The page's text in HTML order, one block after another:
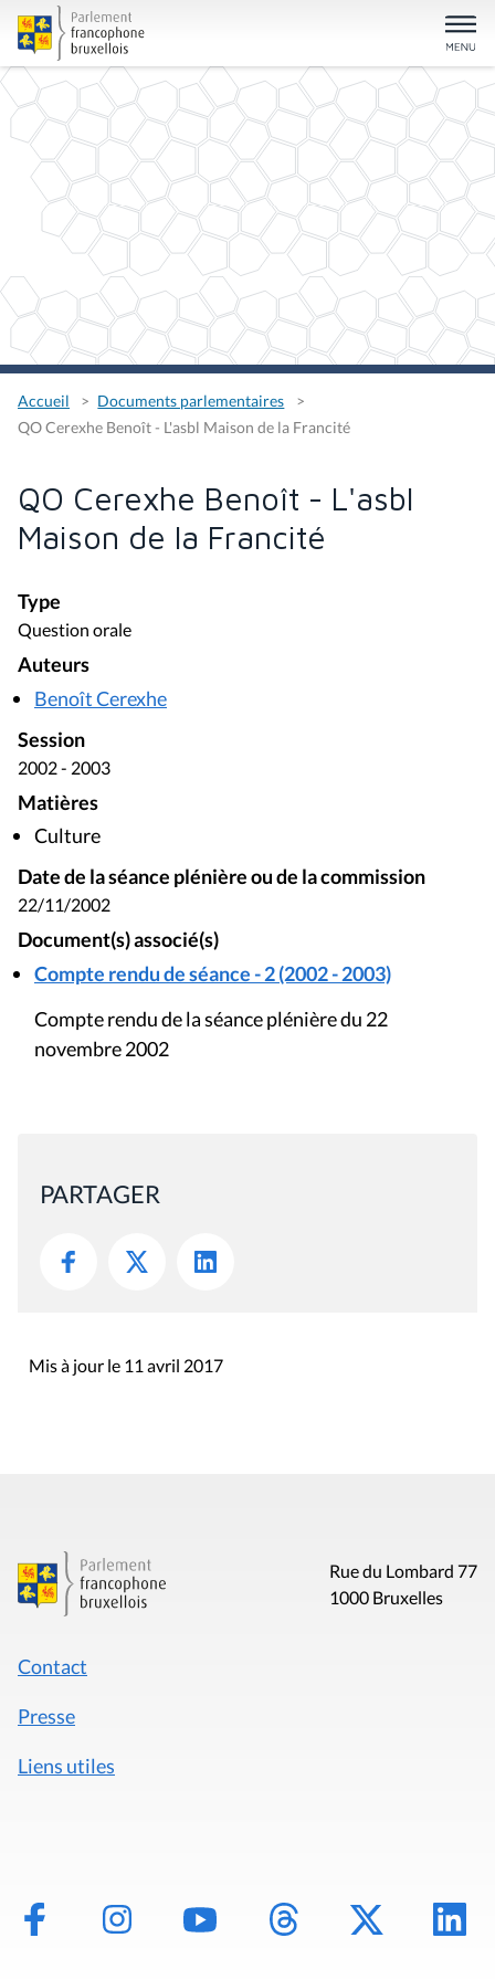
Accueil
Documents parlementaires
QO Cerexhe Benoît - L'asbl Maison de la Francité
QO Cerexhe Benoît - L'asbl
Maison de la Francité
Type
Question orale
Auteurs
Benoît Cerexhe
Session
2002 - 2003
Matières
Culture
Date de la séance plénière ou de la commission
22/11/2002
Document(s) associé(s)
Compte rendu de séance - 2 (2002 - 2003)
Compte rendu de la séance plénière du 22
novembre 2002
PARTAGER
Mis à jour le 11 avril 2017
Rue du Lombard 77
1000 Bruxelles
Contact
Presse
Liens utiles